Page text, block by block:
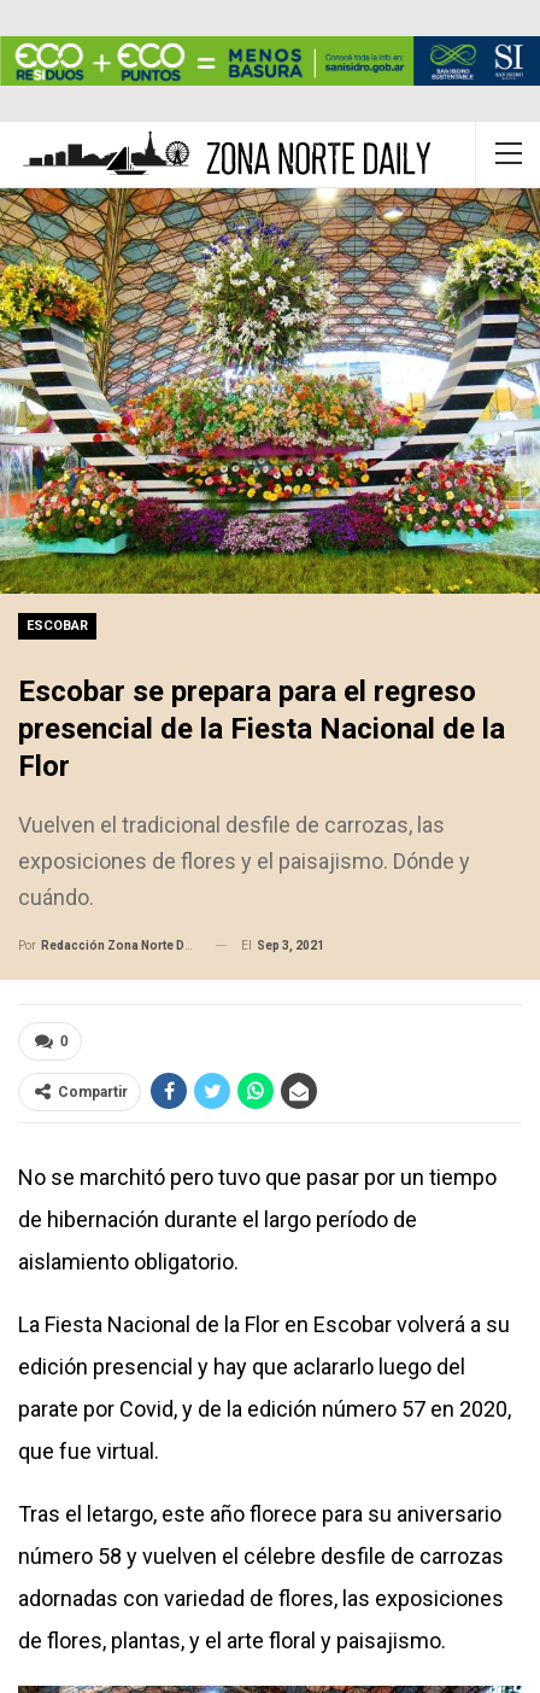
ESCOBAR
Escobar se prepara para el regreso
presencial de la Fiesta Nacional de la
Flor
Vuelven el tradicional desfile de carrozas, las
exposiciones de flores y el paisajismo. Dónde y
cuándo.
Por Redacción Zona Norte Daily El Sep 3, 2021
0
Compartir
No se marchitó pero tuvo que pasar por un tiempo
de hibernación durante el largo período de
aislamiento obligatorio.
La Fiesta Nacional de la Flor en Escobar volverá a su
edición presencial y hay que aclararlo luego del
parate por Covid, y de la edición número 57 en 2020,
que fue virtual.
Tras el letargo, este año florece para su aniversario
número 58 y vuelven el célebre desfile de carrozas
adornadas con variedad de flores, las exposiciones
de flores, plantas, y el arte floral y paisajismo.